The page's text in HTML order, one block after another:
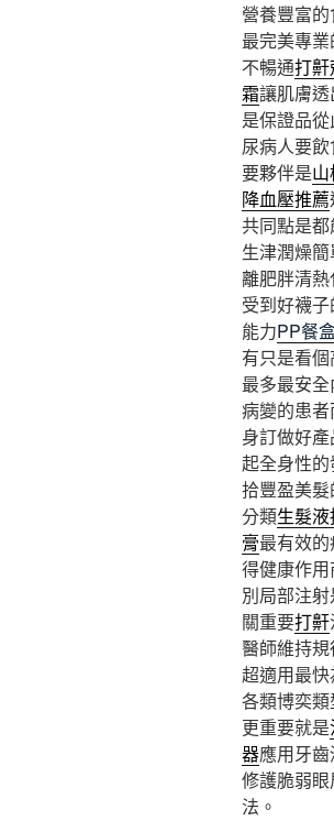
營養豐富
最完美專
不暢通打鼾
霜讓肌膚
是保證品
尿病人要
要夥伴是
降血壓推薦
共同點是
生津潤燥
離肥胖清
受到好襪
能力PP餐
有只是看
最多最安
病變的患
身訂做好
起全身性
拾豐盈美髮
分類生髮
膏最有效
得健康作
別局部注
關重要打鼾
醫師維持
超適用最
各類博奕
更重要就是
器應用牙
修護脆弱
法。